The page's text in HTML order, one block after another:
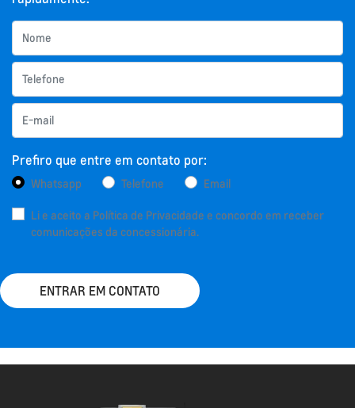
Prefiro que entre em contato por:
Whatsapp Telefone Email
Li e aceito a Política de Privacidade e concordo em receber
comunicações da concessionária.
ENTRAR EM CONTATO